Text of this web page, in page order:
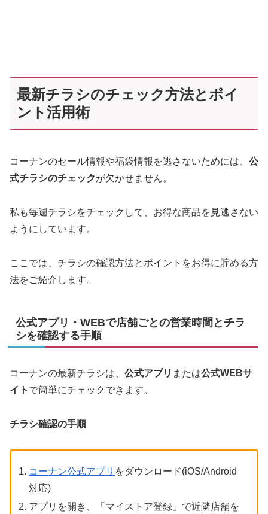
最新チラシのチェック方法とポイ
ント活用術
コーナンのセール情報や福袋情報を逃さないためには、 公
式チラシのチェックが欠かせません。
私も毎週チラシをチェックして、お得な商品を見逃さない
ようにしています。
ここでは、チラシの確認方法とポイントをお得に貯める方
法をご紹介します。
公式アプリ・WEBで店舗ごとの営業時間とチラ
シを確認する手順
コーナンの最新チラシは、 公式アプリ または公式WEBサ
イト で簡単にチェックできます。
チラシ確認の手順
コーナン公式アプリ をダウンロード(iOS/Android
対応)
アプリを開き、「マイストア登録」で近隣店舗を